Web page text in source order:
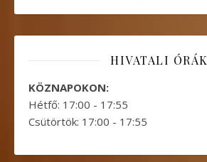
HIVATALI ÓRÁK
KÖZNAPOKON:
Hétfő: 17:00 - 17:55
Csütörtök: 17:00 - 17:55